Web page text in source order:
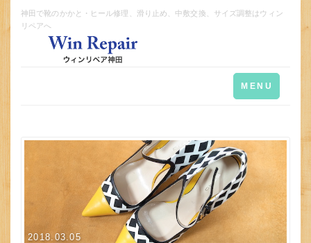
神田で靴のかかと・ヒール修理、滑り止め、中敷交換、サイズ調整はウィン
リペアへ
Toggle
navigation
MENU
2018.03.05